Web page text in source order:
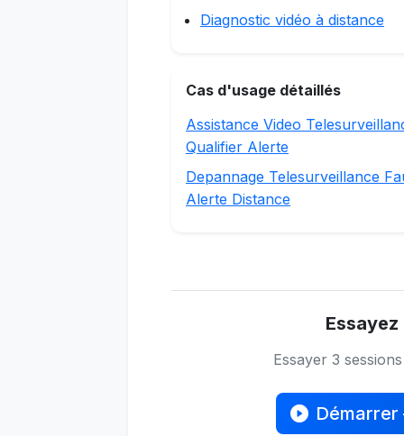
Diagnostic vidéo à distance
Cas d'usage détaillés
Assistance Video
Qualifier Alerte
Depannage Telesurveillance
Alerte Distance
Essayer 3